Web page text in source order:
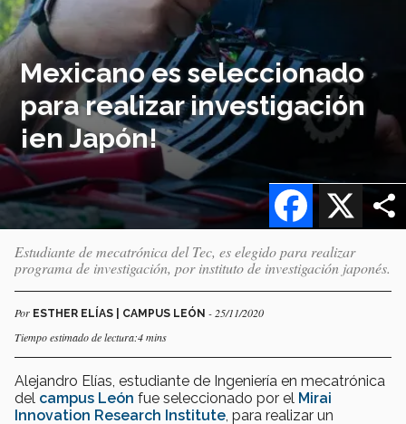
Mexicano es seleccionado
para realizar investigación
¡en Japón!
X
Facebook
Estudiante de mecatrónica del Tec, es elegido para realizar
programa de investigación, por instituto de investigación japonés.
Por ESTHER ELÍAS | CAMPUS LEÓN - 25/11/2020
Tiempo estimado de lectura:4 mins
Alejandro Elías, estudiante de Ingeniería en mecatrónica
del campus León fue seleccionado por el Mirai
Innovation Research Institute , para realizar un